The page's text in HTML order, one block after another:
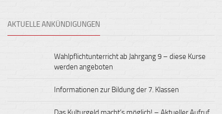
AKTUELLE ANKÜNDIGUNGEN
Wahlpflichtunterricht ab Jahrgang 9 – diese Kurse
werden angeboten
Informationen zur Bildung der 7. Klassen